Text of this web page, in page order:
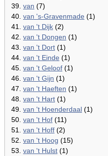
39. van (7)
40. van 's-Gravenmade (1)
41. van 't Dijk (2)
42. van 't Dongen (1)
43. van 't Dort (1)
44. van 't Einde (1)
45. van 't Geloof (1)
46. van 't Gijn (1)
47. van 't Haeften (1)
48. van 't Hart (1)
49. van 't Hoenderdaal (1)
50. van 't Hof (11)
51. van 't Hoff (2)
52. van 't Hoog (15)
53. van 't Hulst (1)